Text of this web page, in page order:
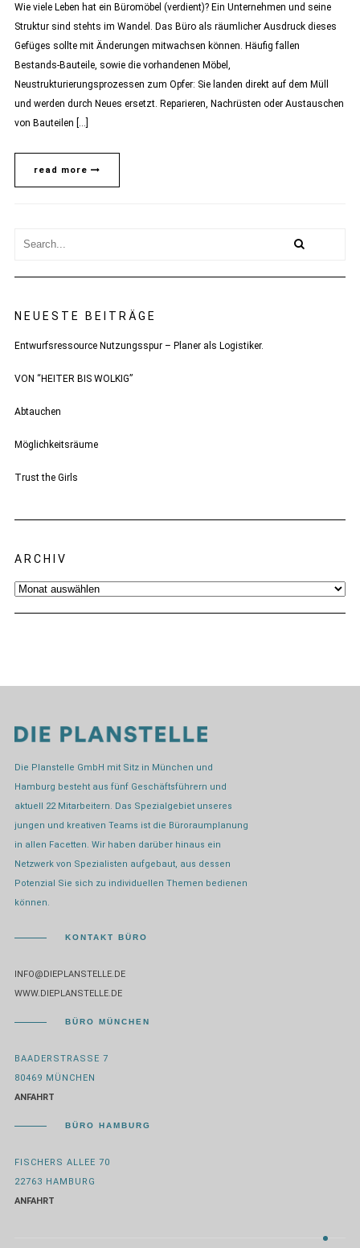
Wie viele Leben hat ein Büromöbel (verdient)? Ein Unternehmen und seine
Struktur sind stehts im Wandel. Das Büro als räumlicher Ausdruck dieses
Gefüges sollte mit Änderungen mitwachsen können. Häufig fallen
Bestands-Bauteile, sowie die vorhandenen Möbel,
Neustrukturierungsprozessen zum Opfer: Sie landen direkt auf dem Müll
und werden durch Neues ersetzt. Reparieren, Nachrüsten oder Austauschen
von Bauteilen […]
read more
NEUESTE BEITRÄGE
Entwurfsressource Nutzungsspur – Planer als Logistiker.
VON “HEITER BIS WOLKIG”
Abtauchen
Möglichkeitsräume
Trust the Girls
ARCHIV
Archiv
Die Planstelle GmbH mit Sitz in München und
Hamburg besteht aus fünf Geschäftsführern und
aktuell 22 Mitarbeitern. Das Spezialgebiet unseres
jungen und kreativen Teams ist die Büroraumplanung
in allen Facetten. Wir haben darüber hinaus ein
Netzwerk von Spezialisten aufgebaut, aus dessen
Potenzial Sie sich zu individuellen Themen bedienen
können.
KONTAKT BÜRO
INFO@DIEPLANSTELLE.DE
WWW.DIEPLANSTELLE.DE
BÜRO MÜNCHEN
BAADERSTRASSE 7
80469 MÜNCHEN
ANFAHRT
BÜRO HAMBURG
FISCHERS ALLEE 70
22763 HAMBURG
ANFAHRT